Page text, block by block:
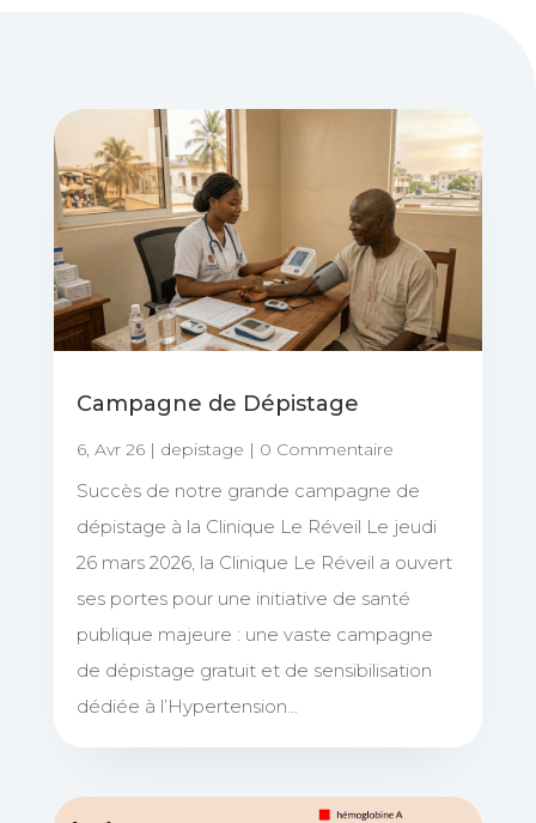
Campagne de Dépistage
6, Avr 26| depistage | 0 Commentaire
Succès de notre grande campagne de
dépistage à la Clinique Le Réveil Le jeudi
26 mars 2026, la Clinique Le Réveil a ouvert
ses portes pour une initiative de santé
publique majeure : une vaste campagne
de dépistage gratuit et de sensibilisation
dédiée à l’Hypertension...